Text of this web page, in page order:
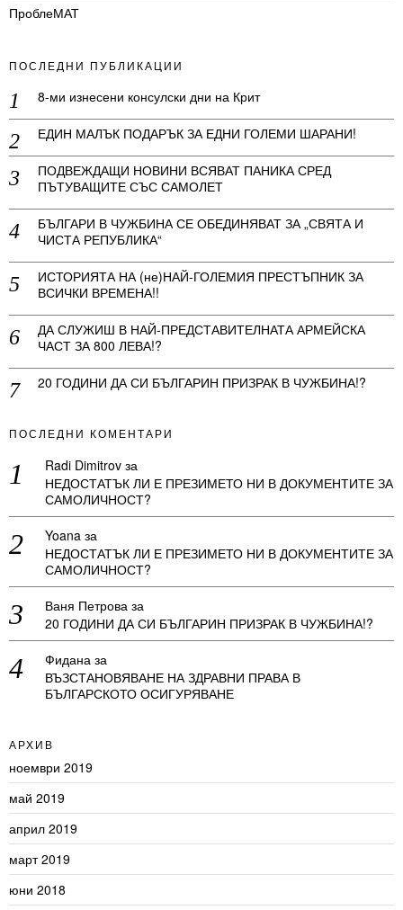
ПроблеМАТ
ПОСЛЕДНИ ПУБЛИКАЦИИ
8-ми изнесени консулски дни на Крит
ЕДИН МАЛЪК ПОДАРЪК ЗА ЕДНИ ГОЛЕМИ ШАРАНИ!
ПОДВЕЖДАЩИ НОВИНИ ВСЯВАТ ПАНИКА СРЕД
ПЪТУВАЩИТЕ СЪС САМОЛЕТ
БЪЛГАРИ В ЧУЖБИНА СЕ ОБЕДИНЯВАТ ЗА „СВЯТА И
ЧИСТА РЕПУБЛИКА“
ИСТОРИЯТА НА (не)НАЙ-ГОЛЕМИЯ ПРЕСТЪПНИК ЗА
ВСИЧКИ ВРЕМЕНА!!
ДА СЛУЖИШ В НАЙ-ПРЕДСТАВИТЕЛНАТА АРМЕЙСКА
ЧАСТ ЗА 800 ЛЕВА!?
20 ГОДИНИ ДА СИ БЪЛГАРИН ПРИЗРАК В ЧУЖБИНА!?
ПОСЛЕДНИ КОМЕНТАРИ
Radi Dimitrov за
НЕДОСТАТЪК ЛИ Е ПРЕЗИМЕТО НИ В ДОКУМЕНТИТЕ ЗА
САМОЛИЧНОСТ?
Yoana за
НЕДОСТАТЪК ЛИ Е ПРЕЗИМЕТО НИ В ДОКУМЕНТИТЕ ЗА
САМОЛИЧНОСТ?
Ваня Петрова за
20 ГОДИНИ ДА СИ БЪЛГАРИН ПРИЗРАК В ЧУЖБИНА!?
Фидана за
ВЪЗСТАНОВЯВАНЕ НА ЗДРАВНИ ПРАВА В
БЪЛГАРСКОТО ОСИГУРЯВАНЕ
АРХИВ
ноември 2019
май 2019
април 2019
март 2019
юни 2018